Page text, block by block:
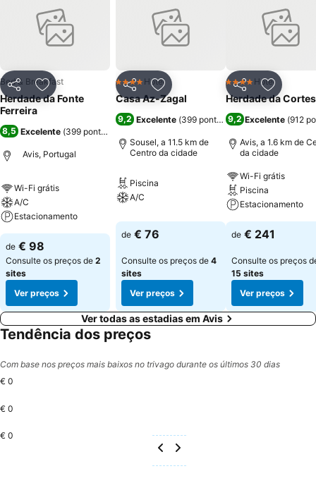
PartilharAdicionar aos favoritos
Bed & Breakfast
Herdade da Fonte
Ferreira
8,5 Excelente (399 pontuações
Avis, Portugal
Wi-Fi grátis
A/C
Estacionamento
de € 98
Consulte os preços de 2
sites
Ver preços
PartilharAdicionar aos favoritos
4 EstrelasHotel
Casa Az-Zagal
9,2 Excelente (399 pontuações)
Sousel, a 11.5 km de
Centro da cidade
Piscina
A/C
de € 76
Consulte os preços de 4
sites
Ver preços
Partilhar
4 EstrelasHotel
Herdade da
9,2 Excelente (912
Avis, a 1.6 km de
da cidade
Wi-Fi grátis
Piscina
Estacionamento
de € 241
Consulte os preços
15 sites
Ver preços
Ver todas as estadias em Avis
Tendência dos preços
Com base nos preços mais baixos no trivago durante os últimos 30 dias
€ 0
€ 0
€ 0